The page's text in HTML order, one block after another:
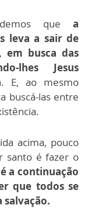
que a
leva a sair de
em busca das
lhes Jesus
. E, ao mesmo
buscá-las entre
acima, pouco
santo é fazer o
a continuação
que todos se
salvação.